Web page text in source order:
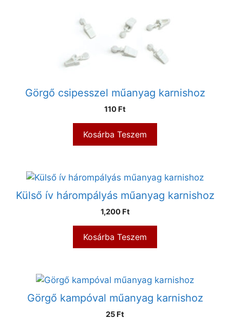
Görgő csipesszel műanyag karnishoz
110 Ft
Kosárba Teszem
Külső ív hárompályás műanyag karnishoz
1,200 Ft
Kosárba Teszem
Görgő kampóval műanyag karnishoz
25 Ft